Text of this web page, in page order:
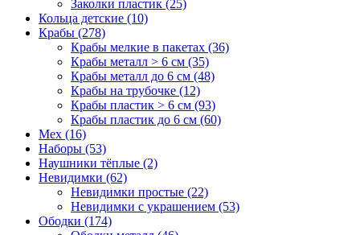
Заколки пластик (25)
Кольца детские (10)
Крабы (278)
Крабы мелкие в пакетах (36)
Крабы металл > 6 см (35)
Крабы металл до 6 см (48)
Крабы на трубочке (12)
Крабы пластик > 6 см (93)
Крабы пластик до 6 см (60)
Мех (16)
Наборы (53)
Наушники тёплые (2)
Невидимки (62)
Невидимки простые (22)
Невидимки с украшением (53)
Ободки (174)